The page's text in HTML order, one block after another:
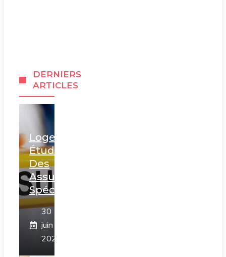
DERNIERS
ARTICLES
Logements
Étudiants :
Des
Assurances
Spécifiques ?
30
juin
2026